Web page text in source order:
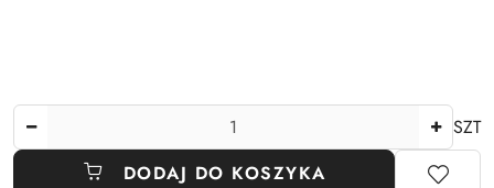
SZT
DODAJ DO KOSZYKA